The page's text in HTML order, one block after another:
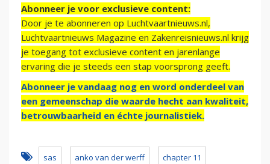
Abonneer je voor exclusieve content:
Door je te abonneren op Luchtvaartnieuws.nl,
Luchtvaartnieuws Magazine en Zakenreisnieuws.nl krijg
je toegang tot exclusieve content en jarenlange
ervaring die je steeds een stap voorsprong geeft.
Abonneer je vandaag nog en word onderdeel van
een gemeenschap die waarde hecht aan kwaliteit,
betrouwbaarheid en échte journalistiek.
sas anko van der werff chapter 11